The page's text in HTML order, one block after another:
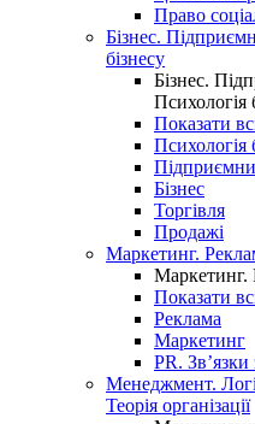
Право
Бізнес.
бізнесу
Бізнес.
Психологія
Показати
Психологія
Бізнес
Торгівля
Продажі
Маркетинг.
Маркетинг.
Показати
Реклама
Маркетинг
PR. Зв’язки
Менеджмент.
Теорія організації